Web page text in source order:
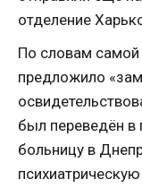
отделение
По словам
предложило
был переведён в
больницу в